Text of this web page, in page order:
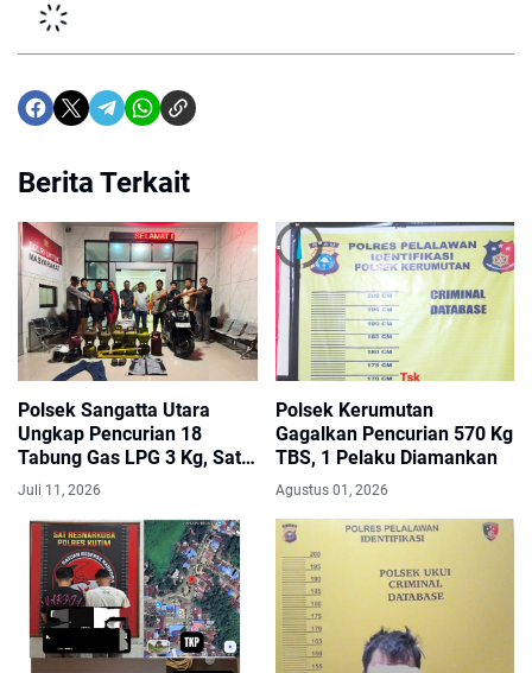
Berita Terkait
Polsek Sangatta Utara
Ungkap Pencurian 18
Tabung Gas LPG 3 Kg, Satu
Pelaku Diamankan
Juli 11, 2026
Polsek Kerumutan
Gagalkan Pencurian 570 Kg
TBS, 1 Pelaku Diamankan
Agustus 01, 2026